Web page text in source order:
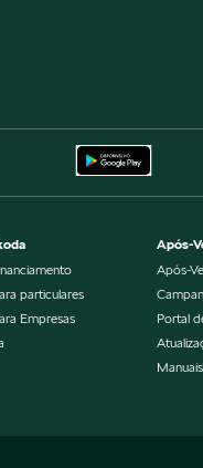
particulares
Empresas
Após-
Após-
Portal